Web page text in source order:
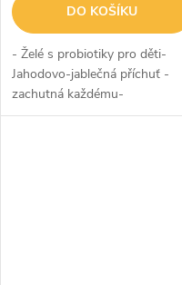
DO KOŠÍKU
- Želé s probiotiky pro děti-
Jahodovo-jablečná příchuť -
zachutná každému-
Probiotikum, prebiotikum,